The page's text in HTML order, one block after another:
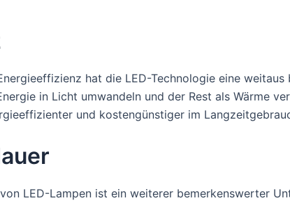
hat die LED-Technologie eine
in Licht umwandeln und der Rest als Wärme
und kostengünstiger im
LED-Lampen ist ein weiterer bemerkenswerter